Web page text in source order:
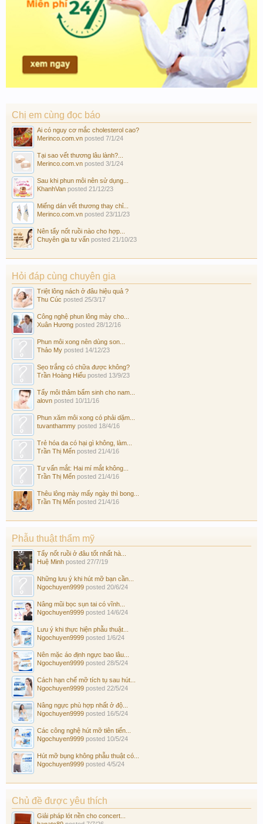
Chị em cùng đọc báo
Ai có nguy cơ mắc cholesterol cao?
Merinco.com.vn posted 7/1/24
Tại sao vết thương lâu lành?...
Merinco.com.vn posted 3/1/24
Sau khi phun môi nên sử dụng...
KhanhVan posted 21/12/23
Miếng dán vết thương thay chỉ...
Merinco.com.vn posted 23/11/23
Nên tẩy nốt ruồi nào cho hợp...
Chuyên gia tư vấn posted 21/10/23
Hỏi đáp cùng chuyên gia
Triệt lông nách ở đâu hiệu quả ?
Thu Cúc posted 25/3/17
Công nghệ phun lông mày cho...
Xuân Hương posted 28/12/16
Phun môi xong nên dùng son...
Thảo My posted 14/12/23
Sẹo trắng có chữa được không?
Trần Hoàng Hiếu posted 13/9/23
Tẩy môi thâm bẩm sinh cho nam...
alovn posted 10/11/16
Phun xăm môi xong có phải dặm...
tuvanthammy posted 18/4/16
Trẻ hóa da có hại gì không, làm...
Trần Thị Mến posted 21/4/16
Tư vấn mắt: Hai mí mắt không...
Trần Thị Mến posted 21/4/16
Thêu lông mày mấy ngày thì bong...
Trần Thị Mến posted 21/4/16
Phẫu thuật thẩm mỹ
Tẩy nốt ruồi ở đâu tốt nhất hà...
Huệ Minh posted 27/7/19
Những lưu ý khi hút mỡ bạn cần...
Ngochuyen9999 posted 20/6/24
Nâng mũi bọc sụn tai có vĩnh...
Ngochuyen9999 posted 14/6/24
Lưu ý khi thực hiện phẫu thuật...
Ngochuyen9999 posted 1/6/24
Nên mặc áo định ngực bao lâu...
Ngochuyen9999 posted 28/5/24
Cách hạn chế mỡ tích tụ sau hút...
Ngochuyen9999 posted 22/5/24
Nâng ngực phù hợp nhất ở độ...
Ngochuyen9999 posted 16/5/24
Các công nghệ hút mỡ tiên tiến...
Ngochuyen9999 posted 10/5/24
Hút mỡ bụng không phẫu thuật có...
Ngochuyen9999 posted 4/5/24
Chủ đề được yêu thích
Giải pháp lót nền cho concert...